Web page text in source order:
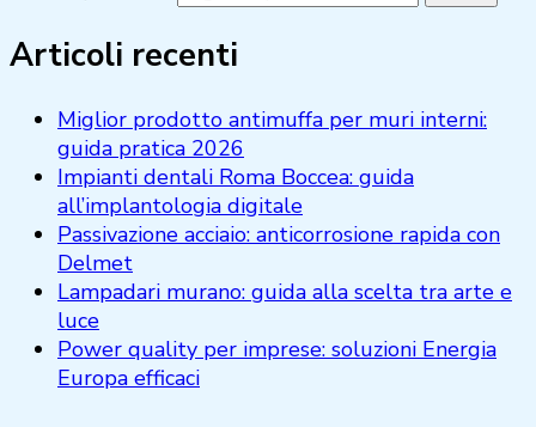
Articoli recenti
Miglior prodotto antimuffa per muri interni:
guida pratica 2026
Impianti dentali Roma Boccea: guida
all’implantologia digitale
Passivazione acciaio: anticorrosione rapida con
Delmet
Lampadari murano: guida alla scelta tra arte e
luce
Power quality per imprese: soluzioni Energia
Europa efficaci